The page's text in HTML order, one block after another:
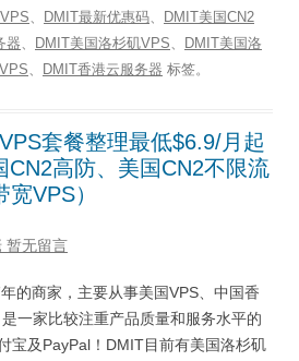
、 DMIT最新优惠码、
DMIT美国CN2
器、 DMIT美国洛杉矶VPS、
DMIT美国洛
、 DMIT香港云服务器 标签。
套餐整理最低$6.9/月起
CN2高防、美国CN2不限流
VPS）
暂无留言
的商家，主要从事美国VPS、中国香
一家比较注重产品质量和服务水平的
宝及PayPal！DMIT目前有美国洛杉矶